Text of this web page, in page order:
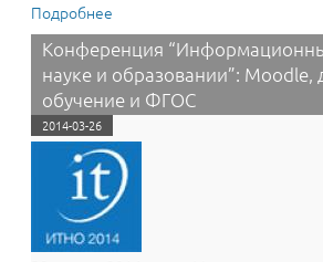
Подробнее о Итоги Всероссийской
Материалы и результаты
Конференция
науке и образовании”: Moodle,
обучение и ФГОС
2014-03-26